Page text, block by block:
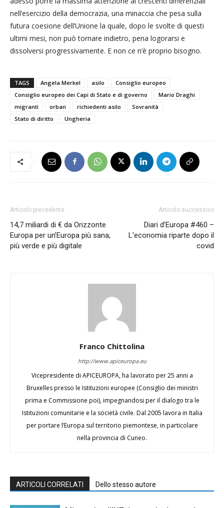
nell’esercizio della democrazia, una minaccia che pesa sulla
futura coesione dell’Unione la quale, dopo le svolte di questi
ultimi mesi, non può tornare indietro, pena logorarsi e
dissolversi progressivamente. E non ce n’è proprio bisogno.
TAGS Angela Merkel asilo
Consiglio europeo
Consiglio europeo dei Capi di Stato e di governo
Mario Draghi
migranti
orban richiedenti asilo
Sovranità
Stato di diritto
Ungheria
Articolo precedente
14,7 miliardi di € da Orizzonte
Europa per un’Europa più sana,
più verde e più digitale
Articolo successivo
Diari d’Europa #460 –
L’economia riparte dopo il
covid
Franco Chittolina
http://www.apiceuropa.eu
Vicepresidente di APICEUROPA, ha lavorato per 25 anni a
Bruxelles presso le Istituzioni europee (Consiglio dei ministri
prima e Commissione poi), impegnandosi per il dialogo tra le
Istituzioni comunitarie e la società civile. Dal 2005 lavora in Italia
per portare l’Europa sul territorio piemontese, in particolare
nella provincia di Cuneo.
ARTICOLI CORRELATI Dello stesso autore